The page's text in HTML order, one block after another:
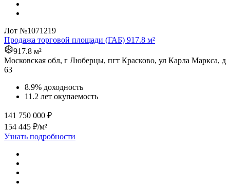
Лот №1071219
Продажа торговой площади (ГАБ) 917.8 м²
917.8 м²
Московская обл, г Люберцы, пгт Красково, ул Карла Маркса, д
63
8.9% доходность
11.2 лет окупаемость
141 750 000 ₽
154 445 ₽/м²
Узнать подробности